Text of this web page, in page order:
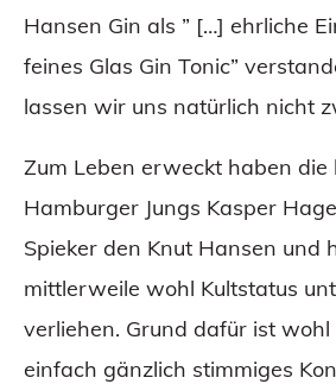
Hansen Gin als ” […] ehrliche
feines Glas Gin Tonic”
lassen wir uns natürlich nicht
Zum Leben erweckt haben die
Hamburger Jungs Kasper
Spieker den Knut Hansen und
mittlerweile wohl Kultstatus
verliehen. Grund dafür ist
einfach gänzlich stimmiges